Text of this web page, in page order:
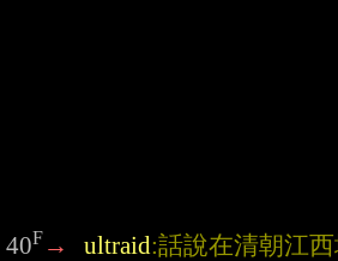
40F → ultraid:話說在清朝江